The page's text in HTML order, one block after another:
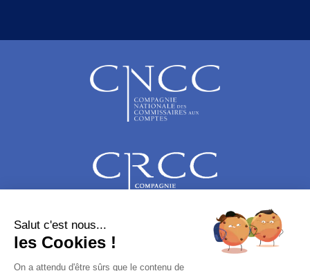
Salut c'est nous...
les Cookies !
On a attendu d'être sûrs que le contenu de